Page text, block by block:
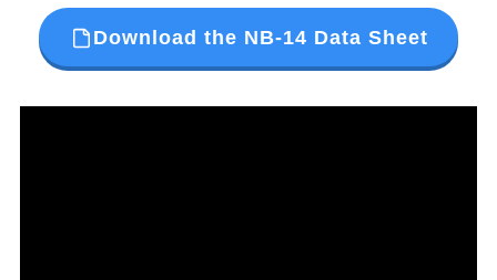
Download the NB-14 Data Sheet